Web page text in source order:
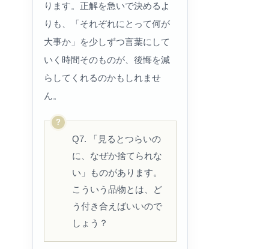
ります。正解を急いで決めるよ
りも、「それぞれにとって何が
大事か」を少しずつ言葉にして
いく時間そのものが、後悔を減
らしてくれるのかもしれませ
ん。
Q7. 「見るとつらいの
に、なぜか捨てられな
い」ものがあります。
こういう品物とは、ど
う付き合えばいいので
しょう？